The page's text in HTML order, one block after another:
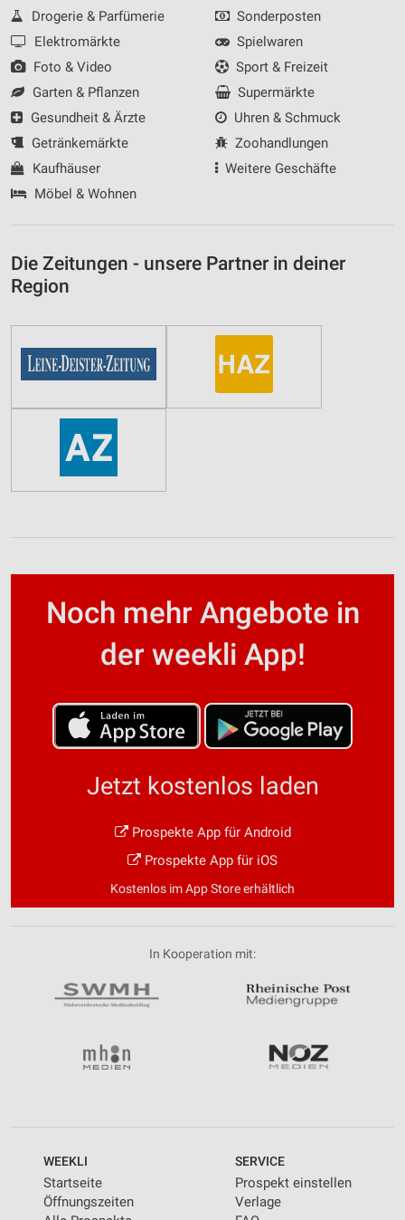
Drogerie & Parfümerie
Elektromärkte
Foto & Video
Garten & Pflanzen
Gesundheit & Ärzte
Getränkemärkte
Kaufhäuser
Möbel & Wohnen
Sonderposten
Spielwaren
Sport & Freizeit
Supermärkte
Uhren & Schmuck
Zoohandlungen
Weitere Geschäfte
Die Zeitungen - unsere Partner in deiner
Region
Noch mehr Angebote in
der weekli App!
Jetzt kostenlos laden
Prospekte App für Android
Prospekte App für iOS
Kostenlos im App Store erhältlich
In Kooperation mit:
WEEKLI
Startseite
Öffnungszeiten
SERVICE
Prospekt einstellen
Verlage